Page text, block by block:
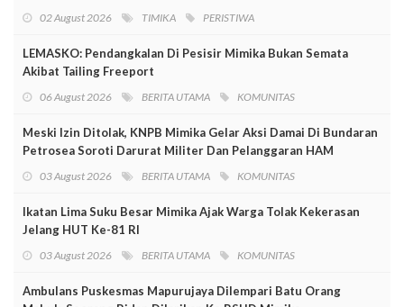
02 August 2026 TIMIKA PERISTIWA
LEMASKO: Pendangkalan Di Pesisir Mimika Bukan Semata
Akibat Tailing Freeport
06 August 2026 BERITA UTAMA KOMUNITAS
Meski Izin Ditolak, KNPB Mimika Gelar Aksi Damai Di Bundaran
Petrosea Soroti Darurat Militer Dan Pelanggaran HAM
03 August 2026 BERITA UTAMA KOMUNITAS
Ikatan Lima Suku Besar Mimika Ajak Warga Tolak Kekerasan
Jelang HUT Ke-81 RI
03 August 2026 BERITA UTAMA KOMUNITAS
Ambulans Puskesmas Mapurujaya Dilempari Batu Orang